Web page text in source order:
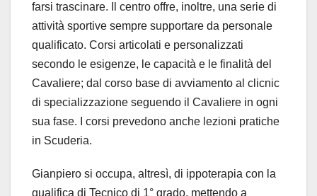
farsi trascinare. Il centro offre, inoltre, una serie di
attività sportive sempre supportare da personale
qualificato. Corsi articolati e personalizzati
secondo le esigenze, le capacità e le finalità del
Cavaliere; dal corso base di avviamento al clicnic
di specializzazione seguendo il Cavaliere in ogni
sua fase. I corsi prevedono anche lezioni pratiche
in Scuderia.
Gianpiero si occupa, altresì, di ippoterapia con la
qualifica di Tecnico di 1° grado, mettendo a